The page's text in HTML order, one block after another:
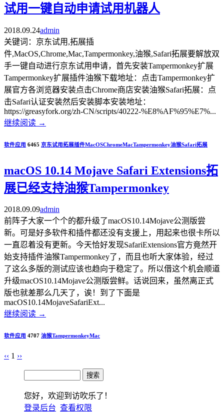
试用一键自动申请试用机器人
2018.09.24admin
关键词：京东试用,拓展插
件,MacOS,Chrome,Mac,Tampermonkey,油猴,Safari拓展要解放双
手一键自动进行京东试用申请，首先安装Tampermonkey扩展
Tampermonkey扩展插件油猴下载地址：点击Tampermonkey扩
展官方各浏览器安装点击Chrome商店安装油猴Safari拓展：点
击Safari认证安装然后安装脚本安装地址：
https://greasyfork.org/zh-CN/scripts/40222-%E8%AF%95%E7%...
继续阅读 →
软件应用 6465 京东试用拓展插件MacOSChromeMacTampermonkey油猴Safari拓展
macOS 10.14 Mojave Safari Extensions拓
展已经支持油猴Tampermonkey
2018.09.09admin
前阵子大家一个个的都升级了macOS10.14Mojave公测版尝
新。可是好多软件和插件都还没有支援上，用起来也很卡所以
一直忍着没有更新。今天恰好发现SafariExtensions官方竟然开
始支持插件油猴Tampermonkey了，而且也听大家体验，经过
了这么多版的测试应该也趋向于稳定了。所以借这个机会顺道
升级macOS10.14Mojave公测版尝鲜。话说回来，虽然离正式
版也就差那么几天了，诶！到了下面是
macOS10.14MojaveSafariExt...
继续阅读 →
软件应用 4707 油猴TampermonkeyMac
‹‹ 1 ››
您好，欢迎到访吹乐了！
登录后台 查看权限